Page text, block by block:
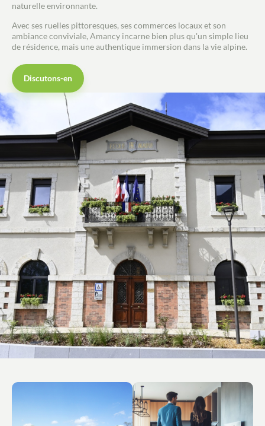
Guides
Contact
naturelle environnante.
Avec ses ruelles pittoresques, ses commerces locaux et son
ambiance conviviale, Amancy incarne bien plus qu'un simple lieu
de résidence, mais une authentique immersion dans la vie alpine.
Discutons-en